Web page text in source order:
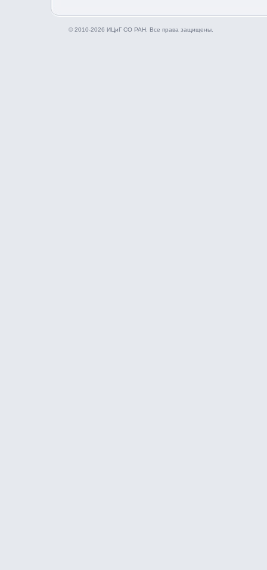
© 2010-2026 ИЦиГ СО РАН. Все права защищены.